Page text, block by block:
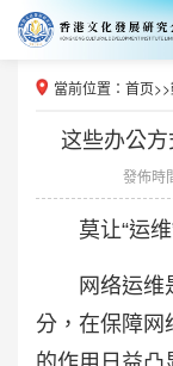
當前位置： 首页>>
这些办公
發佈時
莫让“运
网络运维
分，在保障网